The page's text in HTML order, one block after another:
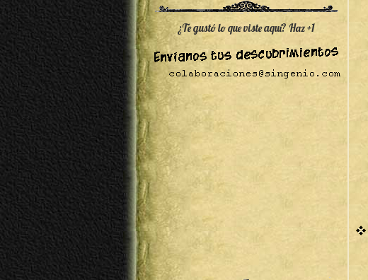
¿Te gustó lo que viste aquí? Haz +1